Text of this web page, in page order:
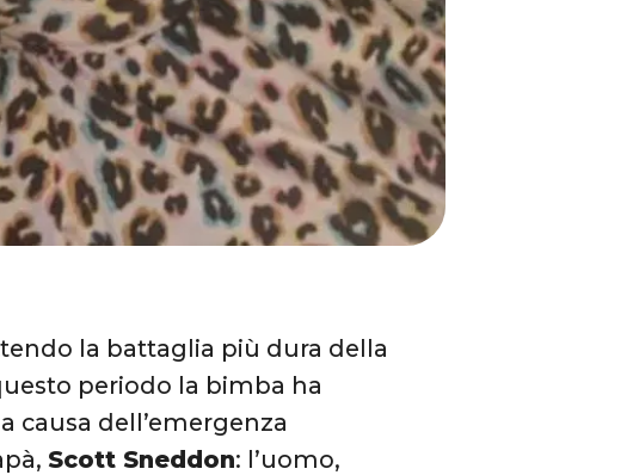
la battaglia più dura della
periodo la bimba ha
causa dell’emergenza
Scott Sneddon: l’uomo,